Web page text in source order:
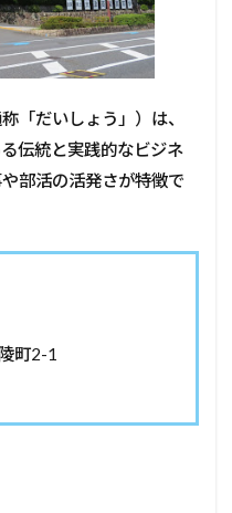
「だいしょう」）は、
伝統と実践的なビジネ
部活の活発さが特徴で
町2-1